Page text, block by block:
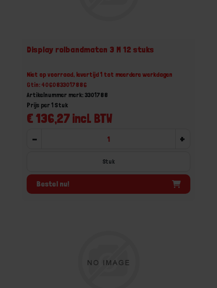
Display rolbandmaten 3 M 12 stuks
Niet op voorraad, levertijd 1 tot meerdere werkdagen
Gtin: 4060833017886
Artikelnummer merk: 3301788
€ 136,27 incl. BTW
Prijs per 1 Stuk
- +
Stuk
Bestel nu!